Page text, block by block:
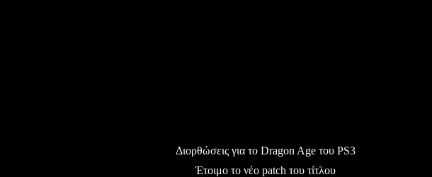
Διορθώσεις για το Dragon Age του PS3
Έτοιμο το νέο patch του τίτλου